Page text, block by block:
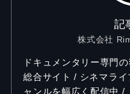
記
株式会社
ドキュメンタリー専門
総合サイト / シネマラ
ャンルを幅広く配信中 /